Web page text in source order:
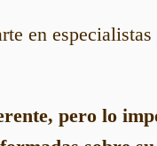
en
pero lo